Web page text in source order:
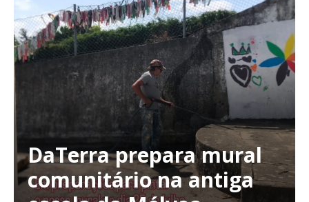
DaTerra prepara mural
comunitário na antiga